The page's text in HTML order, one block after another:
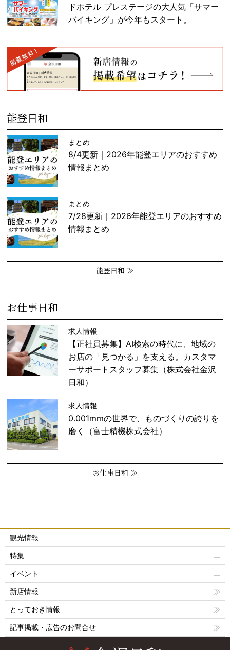
ドホテル プレステージの大人気「サマー
バイキング」が今年もスタート。
能登日和
まとめ
8/4更新｜2026年能登エリアのおすすめ
情報まとめ
まとめ
7/28更新｜2026年能登エリアのおすすめ
情報まとめ
能登日和 ≫
お仕事日和
求人情報
【正社員募集】AI検索の時代に、地域の
お店の「見つかる」を支える。カスタマ
ーサポートスタッフ募集（株式会社金沢
日和）
求人情報
0.001mmの世界で、ものづくりの誇りを
磨く（富士精機株式会社）
お仕事日和 ≫
観光情報
特集
イベント
新店情報
とっておき情報
記事掲載・広告のお問合せ